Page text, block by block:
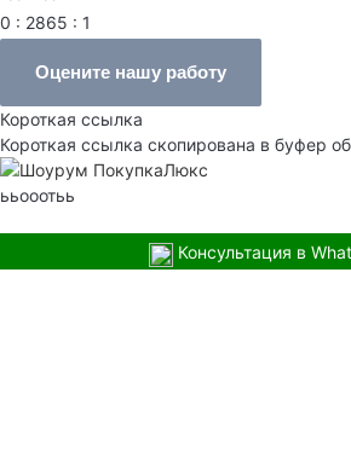
0 : 2865 : 1
Оцените нашу работу
Короткая ссылка
Короткая ссылка скопирована в буфер
ььооотьь
Консультация в